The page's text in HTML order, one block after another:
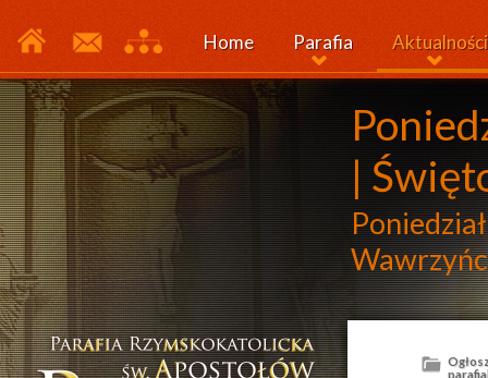
Home Parafia Aktualności
|